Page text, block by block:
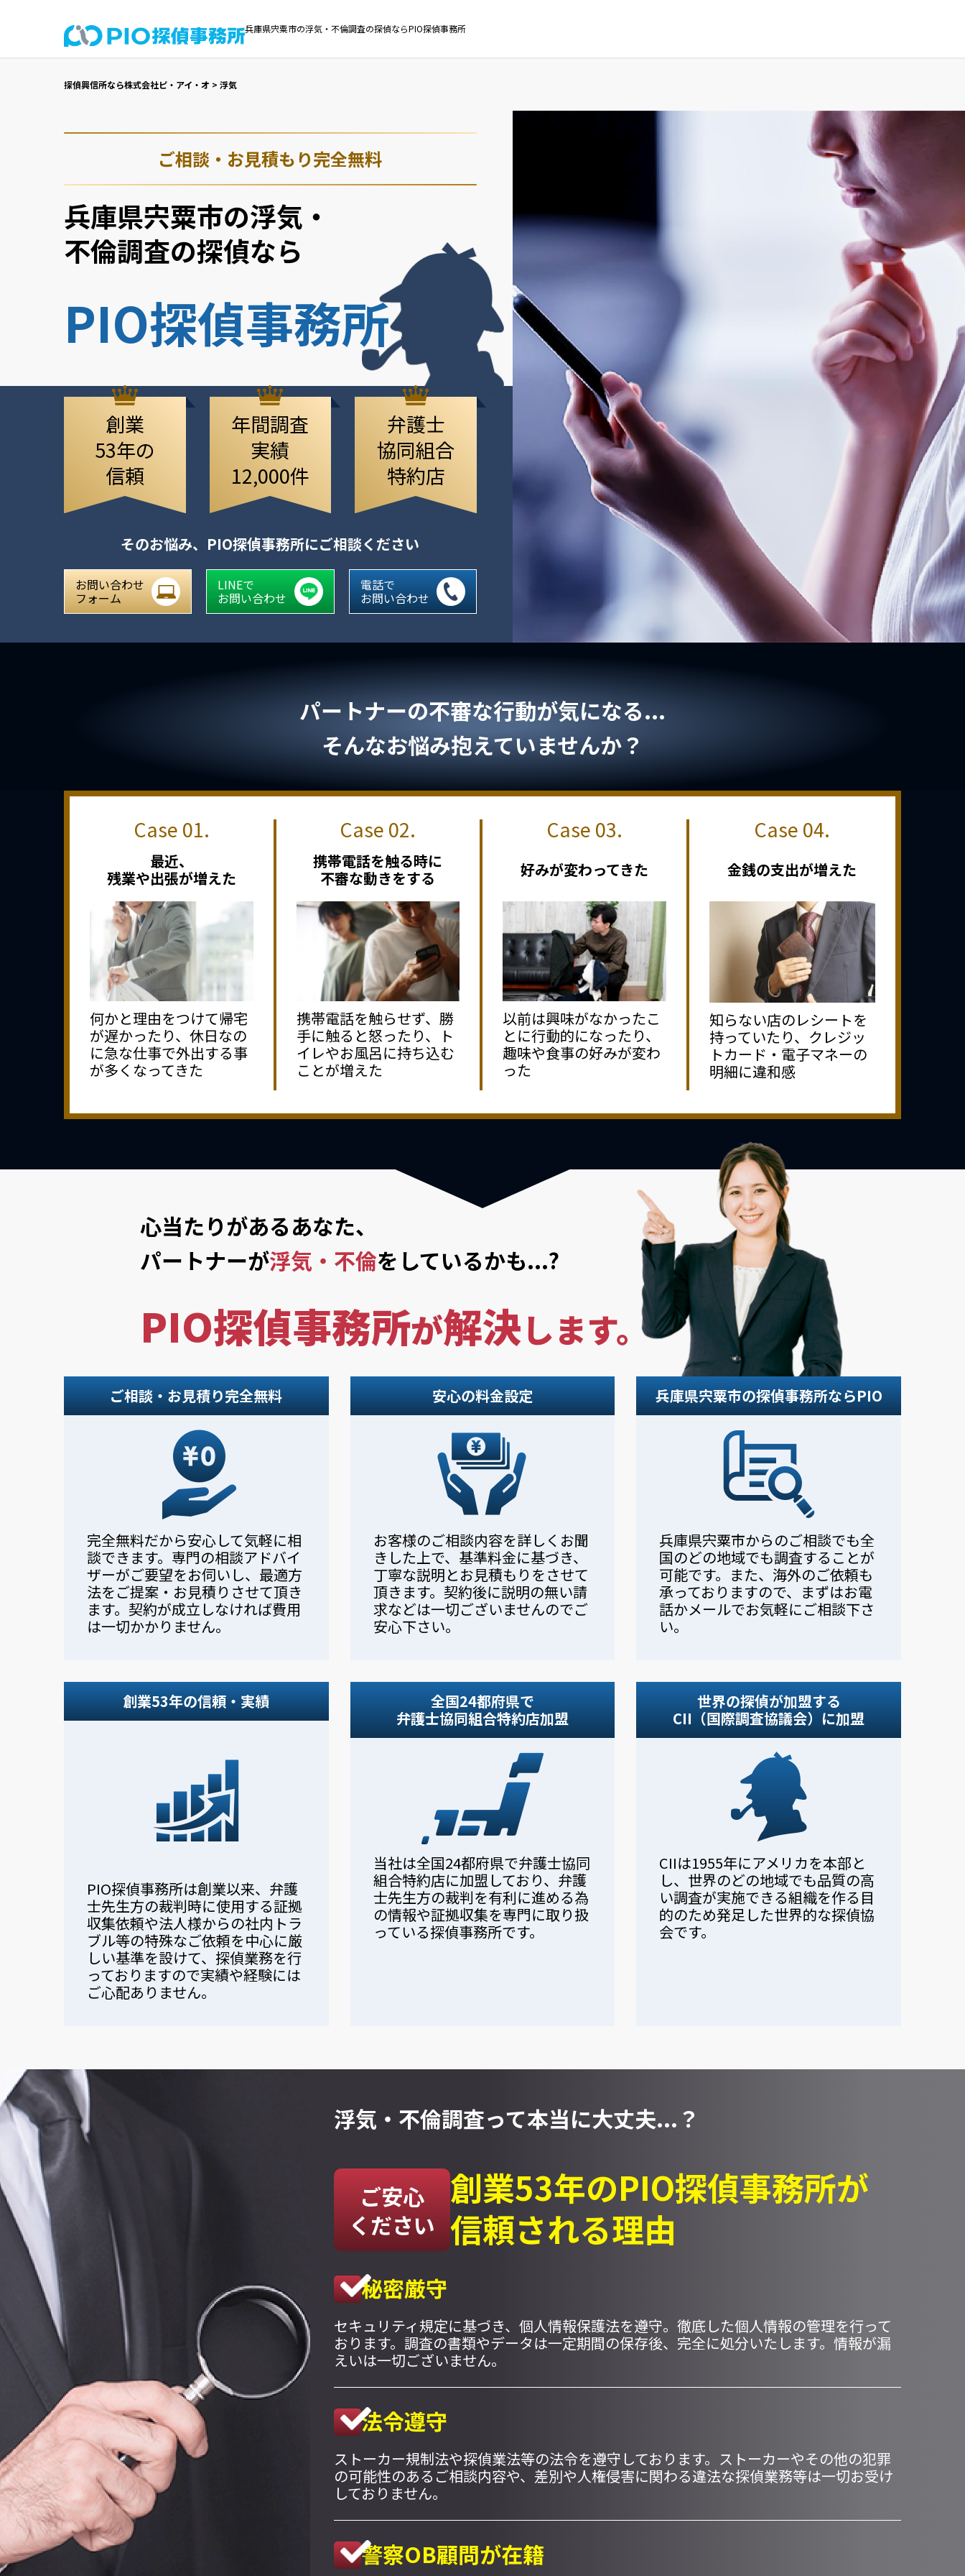
兵庫県宍粟市の浮気・不倫調査の探偵ならPIO探偵事務所
探偵興信所なら株式会社ピ・アイ・オ > 浮気
ご相談・お見積もり完全無料
兵庫県宍粟市の浮気・
不倫調査の探偵なら
PIO探偵事務所
創業
53年の
信頼
年間調査
実績
12,000件
弁護士
協同組合
特約店
そのお悩み、 PIO探偵事務所にご相談ください
お問い合わせ
フォーム
LINEで
お問い合わせ
電話で
お問い合わせ
パートナーの不審な行動が気になる...
そんなお悩み抱えていませんか？
最近、
残業や出張が増えた
何かと理由をつけて帰宅
が遅かったり、休日なの
に急な仕事で外出する事
が多くなってきた
携帯電話を触る時に
不審な動きをする
携帯電話を触らせず、勝
手に触ると怒ったり、ト
イレやお風呂に持ち込む
ことが増えた
好みが変わってきた
以前は興味がなかったこ
とに行動的になったり、
趣味や食事の好みが変わ
った
金銭の支出が増えた
知らない店のレシートを
持っていたり、クレジッ
トカード・電子マネーの
明細に違和感
心当たりがあるあなた、
パートナーが浮気・不倫を しているかも...?
PIO探偵事務所が解決します。
ご相談・お見積り完全無料
完全無料だから安心して気軽に相
談できます。専門の相談アドバイ
ザーがご要望をお伺いし、最適方
法をご提案・お見積りさせて頂き
ます。契約が成立しなければ費用
は一切かかりません。
安心の料金設定
お客様のご相談内容を詳しくお聞
きした上で、基準料金に基づき、
丁寧な説明とお見積もりをさせて
頂きます。契約後に説明の無い請
求などは一切ございませんのでご
安心下さい。
兵庫県宍粟市の探偵事務所ならPIO
兵庫県宍粟市からのご相談でも全
国のどの地域でも調査することが
可能です。また、海外のご依頼も
承っておりますので、まずはお電
話かメールでお気軽にご相談下さ
い。
創業53年の信頼・実績
PIO探偵事務所は創業以来、弁護
士先生方の裁判時に使用する証拠
収集依頼や法人様からの社内トラ
ブル等の特殊なご依頼を中心に厳
しい基準を設けて、探偵業務を行
っておりますので実績や経験には
ご心配ありません。
全国24都府県で
弁護士協同組合特約店加盟
当社は全国24都府県で弁護士協同
組合特約店に加盟しており、弁護
士先生方の裁判を有利に進める為
の情報や証拠収集を専門に取り扱
っている探偵事務所です。
世界の探偵が加盟する
CII（国際調査協議会）に加盟
CIIは1955年にアメリカを本部と
し、世界のどの地域でも品質の高
い調査が実施できる組織を作る目
的のため発足した世界的な探偵協
会です。
浮気・不倫調査って本当に大丈夫...？
ご安心
ください
創業53年のPIO探偵事務所が
信頼される理由
秘密厳守
セキュリティ規定に基づき、個人情報保護法を遵守。徹底した個人情報の管理を行って
おります。調査の書類やデータは一定期間の保存後、完全に処分いたします。情報が漏
えいは一切ございません。
法令遵守
ストーカー規制法や探偵業法等の法令を遵守しております。ストーカーやその他の犯罪
の可能性のあるご相談内容や、差別や人権侵害に関わる違法な探偵業務等は一切お受け
しておりません。
警察OB顧問が在籍